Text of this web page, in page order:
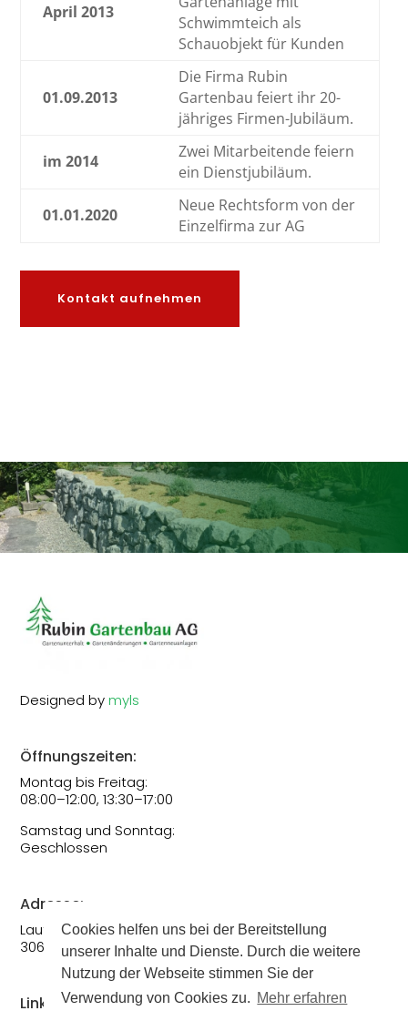
Cookies helfen uns bei der Bereitstellung
unserer Inhalte und Dienste. Durch die weitere
Nutzung der Webseite stimmen Sie der
Verwendung von Cookies zu. Mehr erfahren
April 2013
Schwimmteich als
Schauobjekt für Kunden
01.09.2013
Die Firma Rubin
Gartenbau feiert ihr 20-
jähriges Firmen-Jubiläum.
im 2014
Zwei Mitarbeitende feiern
ein Dienstjubiläum.
01.01.2020
Neue Rechtsform von der
Einzelfirma zur AG
Kontakt aufnehmen
Designed bymyls
Öffnungszeiten:
Montag bis Freitag:
08:00–12:00, 13:30–17:00
Samstag und Sonntag:
Geschlossen
Adresse:
Lauterbachstrasse 138
3068 Utzigen
Links: